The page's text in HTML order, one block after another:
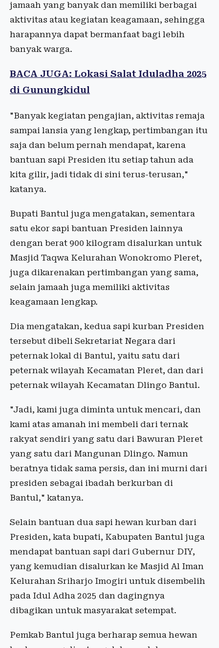
jamaah yang banyak dan memiliki berbagai
aktivitas atau kegiatan keagamaan, sehingga
harapannya dapat bermanfaat bagi lebih
banyak warga.
BACA JUGA: Lokasi Salat Iduladha 2025
di Gunungkidul
"Banyak kegiatan pengajian, aktivitas remaja
sampai lansia yang lengkap, pertimbangan itu
saja dan belum pernah mendapat, karena
bantuan sapi Presiden itu setiap tahun ada
kita gilir, jadi tidak di sini terus-terusan,"
katanya.
Bupati Bantul juga mengatakan, sementara
satu ekor sapi bantuan Presiden lainnya
dengan berat 900 kilogram disalurkan untuk
Masjid Taqwa Kelurahan Wonokromo Pleret,
juga dikarenakan pertimbangan yang sama,
selain jamaah juga memiliki aktivitas
keagamaan lengkap.
Dia mengatakan, kedua sapi kurban Presiden
tersebut dibeli Sekretariat Negara dari
peternak lokal di Bantul, yaitu satu dari
peternak wilayah Kecamatan Pleret, dan dari
peternak wilayah Kecamatan Dlingo Bantul.
"Jadi, kami juga diminta untuk mencari, dan
kami atas amanah ini membeli dari ternak
rakyat sendiri yang satu dari Bawuran Pleret
yang satu dari Mangunan Dlingo. Namun
beratnya tidak sama persis, dan ini murni dari
presiden sebagai ibadah berkurban di
Bantul," katanya.
Selain bantuan dua sapi hewan kurban dari
Presiden, kata bupati, Kabupaten Bantul juga
mendapat bantuan sapi dari Gubernur DIY,
yang kemudian disalurkan ke Masjid Al Iman
Kelurahan Sriharjo Imogiri untuk disembelih
pada Idul Adha 2025 dan dagingnya
dibagikan untuk masyarakat setempat.
Pemkab Bantul juga berharap semua hewan